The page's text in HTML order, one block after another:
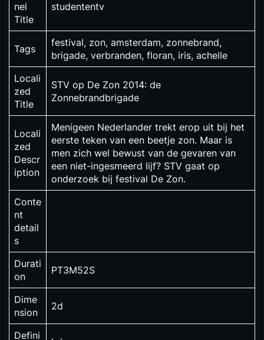
nel
Title
studententv
Tags
festival, zon, amsterdam, zonnebrand,
brigade, verbranden, floran, iris, achelle
Locali
zed
Title
STV op De Zon 2014: de
Zonnebrandbrigade
Locali
zed
Descr
iption
Menigeen Nederlander trekt erop uit bij het
eerste teken van een beetje zon. Maar is
men zich wel bewust van de gevaren van
een niet-ingesmeerd lijf? STV gaat op
onderzoek bij festival De Zon.
Conte
nt
detail
s
Durati
on
PT3M52S
Dime
nsion
2d
Defini